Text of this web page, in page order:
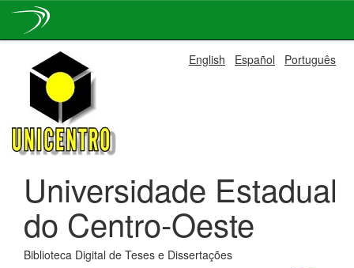
navigation
English Español Português
Universidade Estadual
do Centro-Oeste
Biblioteca Digital de Teses e Dissertações